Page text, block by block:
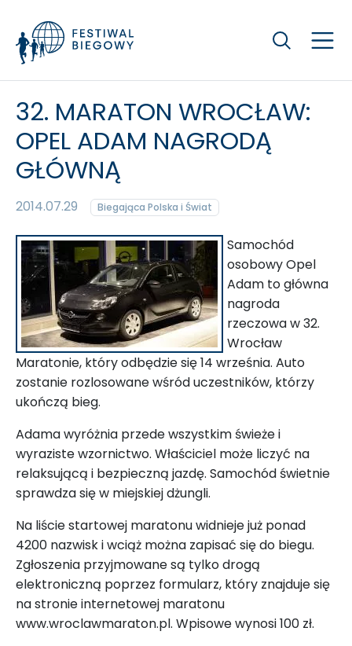
Szukaj
32. MARATON WROCŁAW:
OPEL ADAM NAGRODĄ
GŁÓWNĄ
2014.07.29 Biegająca Polska i Świat
Samochód
osobowy Opel
Adam to główna
nagroda
rzeczowa w 32.
Wrocław
Maratonie, który odbędzie się 14 września. Auto
zostanie rozlosowane wśród uczestników, którzy
ukończą bieg.
Adama wyróżnia przede wszystkim świeże i
wyraziste wzornictwo. Właściciel może liczyć na
relaksującą i bezpieczną jazdę. Samochód świetnie
sprawdza się w miejskiej dżungli.
Na liście startowej maratonu widnieje już ponad
4200 nazwisk i wciąż można zapisać siędo biegu.
Zgłoszenia przyjmowane są tylko drogą
elektroniczną poprzez formularz, który znajduje się
na stronie internetowej maratonu
www.wroclawmaraton.pl. Wpisowe wynosi 100 zł.